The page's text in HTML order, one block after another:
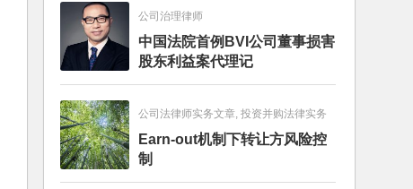
公司治理律师
中国法院首例BVI公司董事损害
股东利益案代理记
公司法律师实务文章, 投资并购法律实务
Earn-out机制下转让方风险控
制